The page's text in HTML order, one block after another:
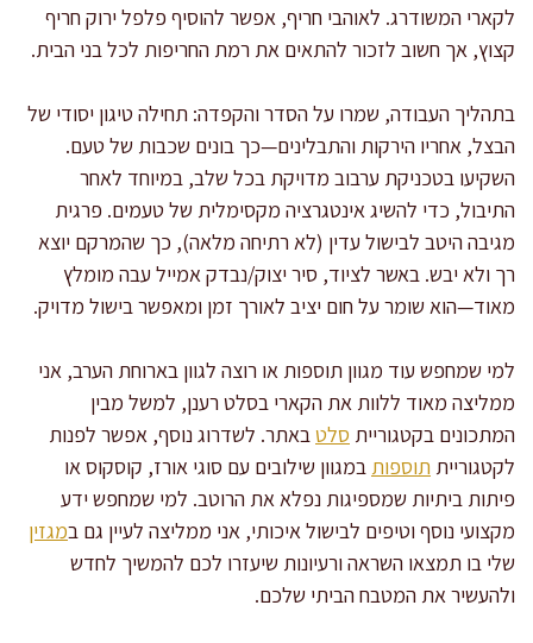
לקארי המשודרג. לאוהבי חריף, אפשר להוסיף פלפל ירוק חריף
קצוץ, אך חשוב לזכור להתאים את רמת החריפות לכל בני הבית.
בתהליך העבודה, שמרו על הסדר והקפדה: תחילה טיגון יסודי של
הבצל, אחריו הירקות והתבלינים—כך בונים שכבות של טעם.
השקיעו בטכניקת ערבוב מדויקת בכל שלב, במיוחד לאחר
התיבול, כדי להשיג אינטגרציה מקסימלית של טעמים. פרגית
מגיבה היטב לבישול עדין (לא רתיחה מלאה), כך שהמרקם יוצא
רך ולא יבש. באשר לציוד, סיר יצוק/נבדק אמייל עבה מומלץ
מאוד—הוא שומר על חום יציב לאורך זמן ומאפשר בישול מדויק.
למי שמחפש עוד מגוון תוספות או רוצה לגוון בארוחת הערב, אני
ממליצה מאוד ללוות את הקארי בסלט רענן, למשל מבין
המתכונים בקטגוריית סלט באתר. לשדרוג נוסף, אפשר לפנות
לקטגוריית תוספות במגוון שילובים עם סוגי אורז, קוסקוס או
פיתות ביתיות שמספיגות נפלא את הרוטב. למי שמחפש ידע
מקצועי נוסף וטיפים לבישול איכותי, אני ממליצה לעיין גם במגזין
שלי בו תמצאו השראה ורעיונות שיעזרו לכם להמשיך לחדש
ולהעשיר את המטבח הביתי שלכם.